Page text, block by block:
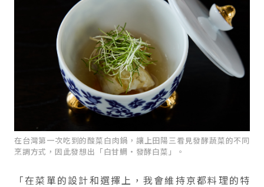
在台灣第一次吃到的酸菜白肉鍋，讓上田陽三看見發酵蔬菜的不同
烹調方式，因此發想出「白甘鯛・發酵白菜」。
「在菜單的設計和選擇上，我會維持京都料理的特